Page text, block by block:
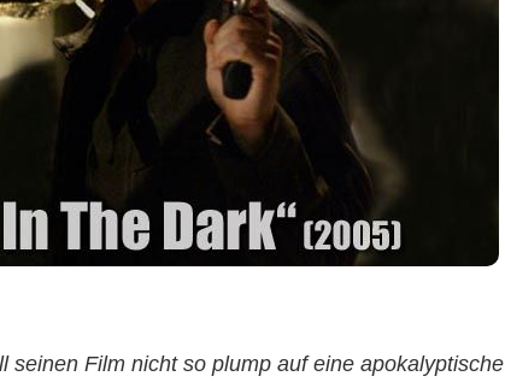
seinen Film nicht so plump auf eine apokalyptische